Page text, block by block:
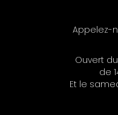
Appelez-
Ouvert
de
Et le